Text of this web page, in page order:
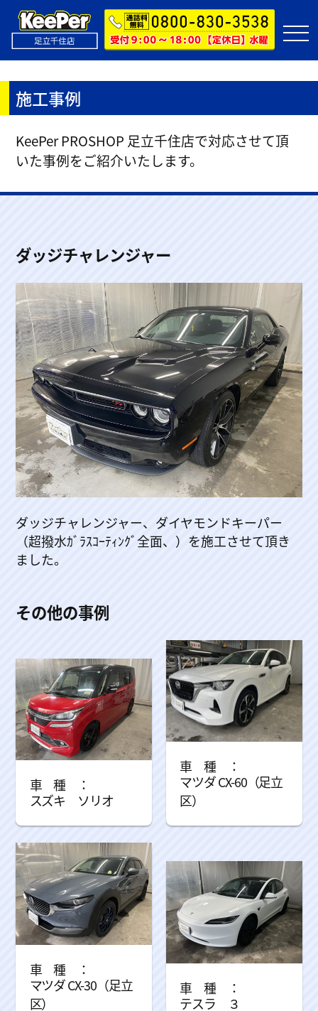
施工事例
KeePer PROSHOP 足立千住店で対応させて頂
いた事例をご紹介いたします。
ダッジチャレンジャー
ダッジチャレンジャー、ダイヤモンドキーパー
（超撥水ｶﾞﾗｽｺｰﾃｨﾝｸﾞ全面、）を施工させて頂き
ました。
その他の事例
スズキ ソリオ
マツダ CX-60（足立
区）
マツダ CX-30（足立
区）
テスラ ３